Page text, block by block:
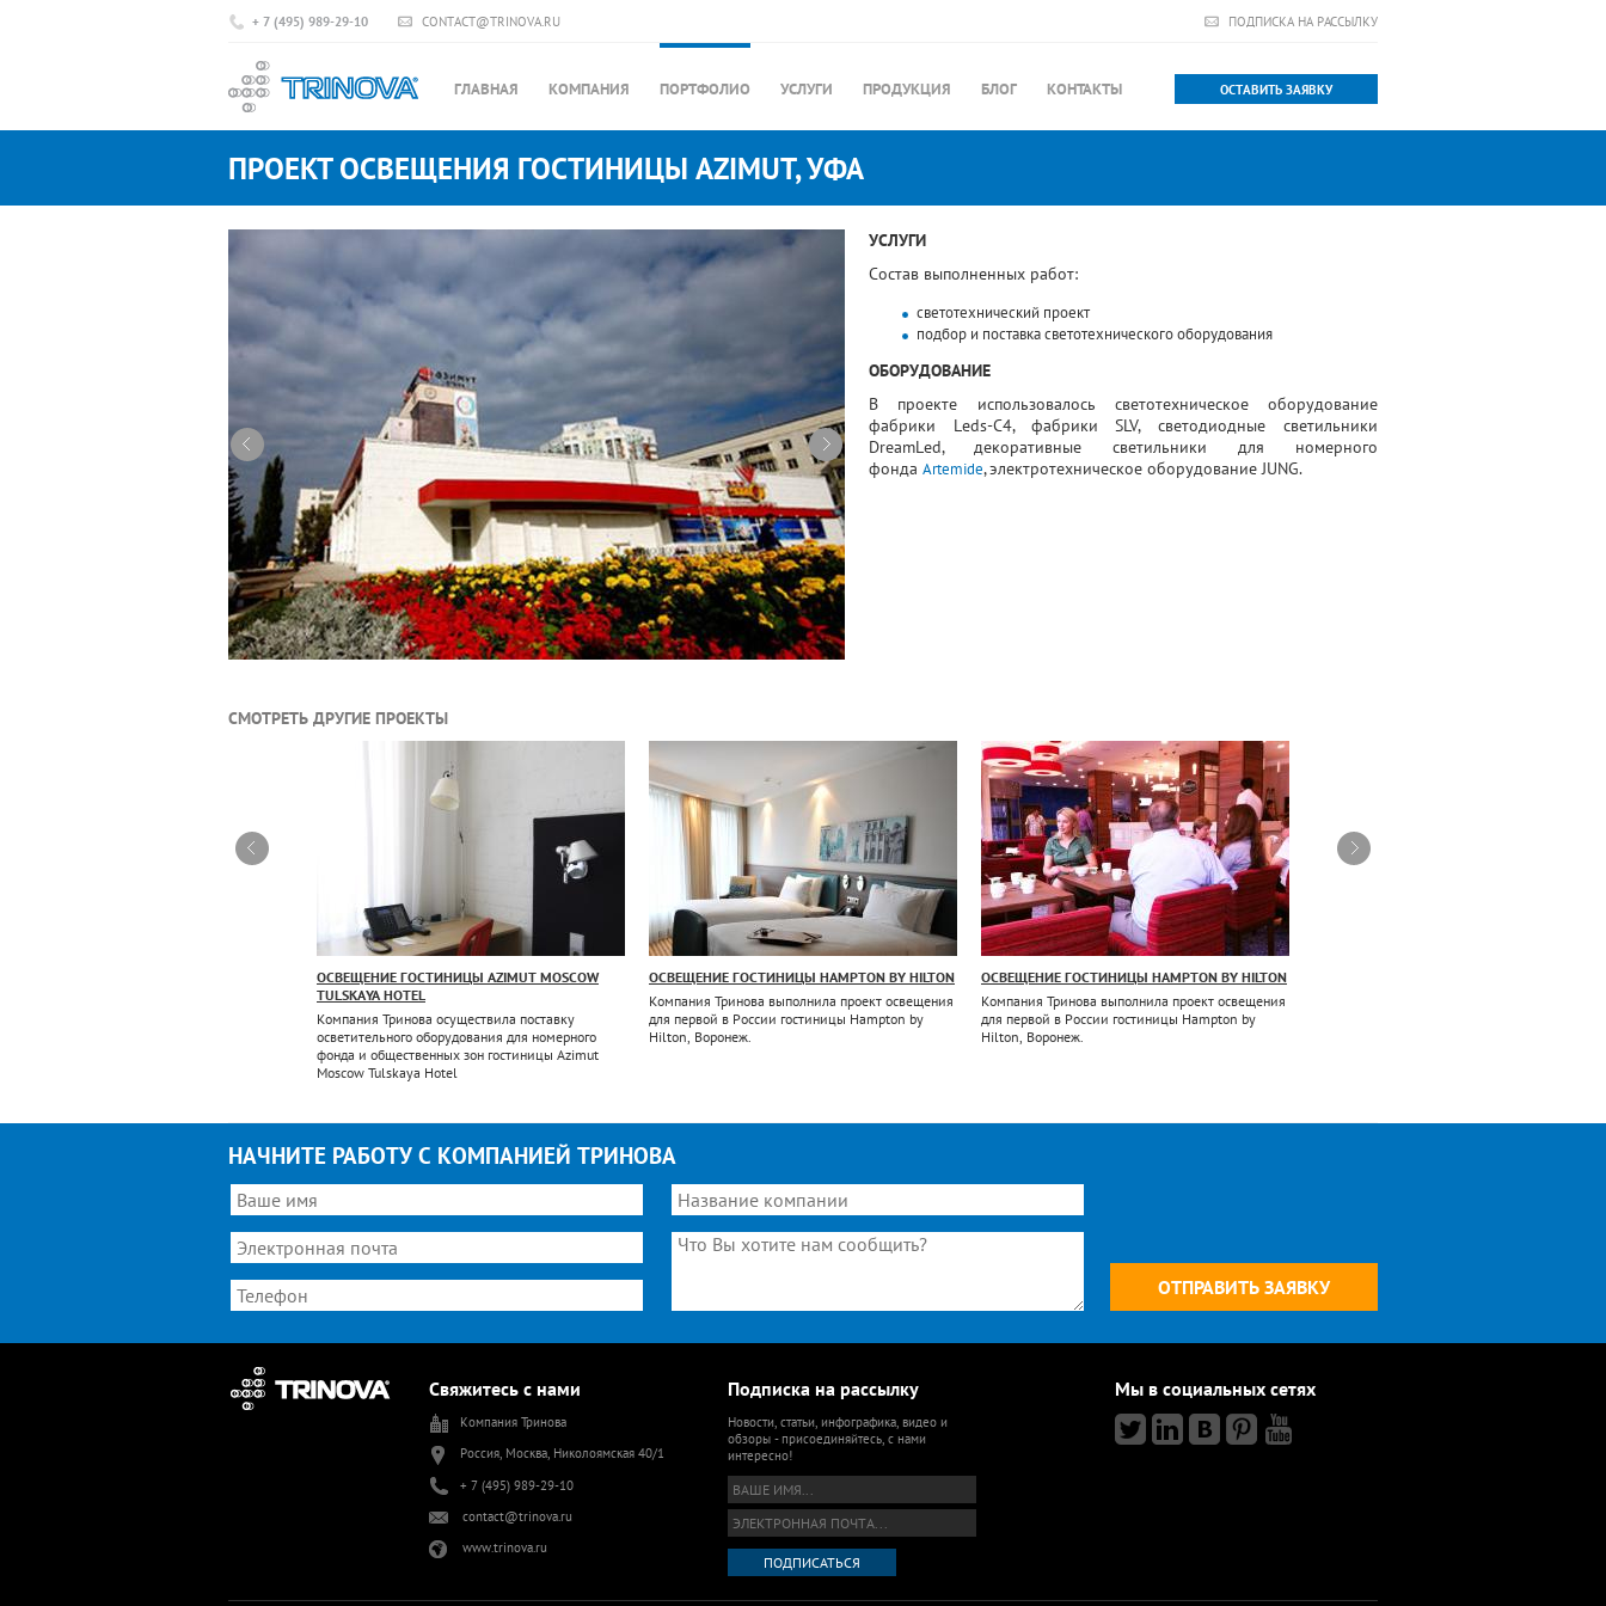
ПОДПИСКА НА РАССЫЛКУ
+ 7 (495) 989-29-10 CONTACT@TRINOVA.RU
ОСТАВИТЬ ЗАЯВКУ
ГЛАВНАЯ КОМПАНИЯ ПОРТФОЛИО УСЛУГИ ПРОДУКЦИЯ БЛОГ КОНТАКТЫ
ПРОЕКТ ОСВЕЩЕНИЯ ГОСТИНИЦЫ AZIMUT, УФА
УСЛУГИ
Состав выполненных работ:
светотехнический проект
подбор и поставка светотехнического оборудования
ОБОРУДОВАНИЕ
В проекте использовалось светотехническое оборудование
фабрики Leds-C4, фабрики SLV, светодиодные светильники
DreamLed, декоративные светильники для номерного
фонда Artemide, электротехническое оборудование JUNG.
СМОТРЕТЬ ДРУГИЕ ПРОЕКТЫ
ОСВЕЩЕНИЕ ГОСТИНИЦЫ AZIMUT MOSCOW
TULSKAYA HOTEL
Компания Тринова осуществила поставку
осветительного оборудования для номерного
фонда и общественных зон гостиницы Azimut
Moscow Tulskaya Hotel
ОСВЕЩЕНИЕ ГОСТИНИЦЫ HAMPTON BY HILTON
Компания Тринова выполнила проект освещения
для первой в России гостиницы Hampton by
Hilton, Воронеж.
ОСВЕЩЕНИЕ ГОСТИНИЦЫ HAMPTON BY HILTON
Компания Тринова выполнила проект освещения
для первой в России гостиницы Hampton by
Hilton, Воронеж.
НАЧНИТЕ РАБОТУ С КОМПАНИЕЙ ТРИНОВА
Свяжитесь с нами
Компания Тринова
Россия, Москва, Николоямская 40/1
+ 7 (495) 989-29-10
contact@trinova.ru
www.trinova.ru
Подписка на рассылку
Новости, статьи, инфографика, видео и
обзоры - присоединяйтесь, с нами
интересно!
Мы в социальных сетях